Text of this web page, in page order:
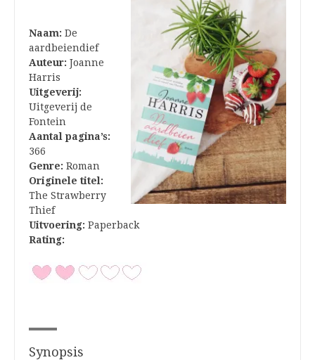
Naam: De
aardbeiendief
Auteur: Joanne
Harris
Uitgeverij:
Uitgeverij de
Fontein
Aantal pagina’s:
366
Genre: Roman
Originele titel:
The Strawberry
Thief
Uitvoering: Paperback
Rating:
Synopsis